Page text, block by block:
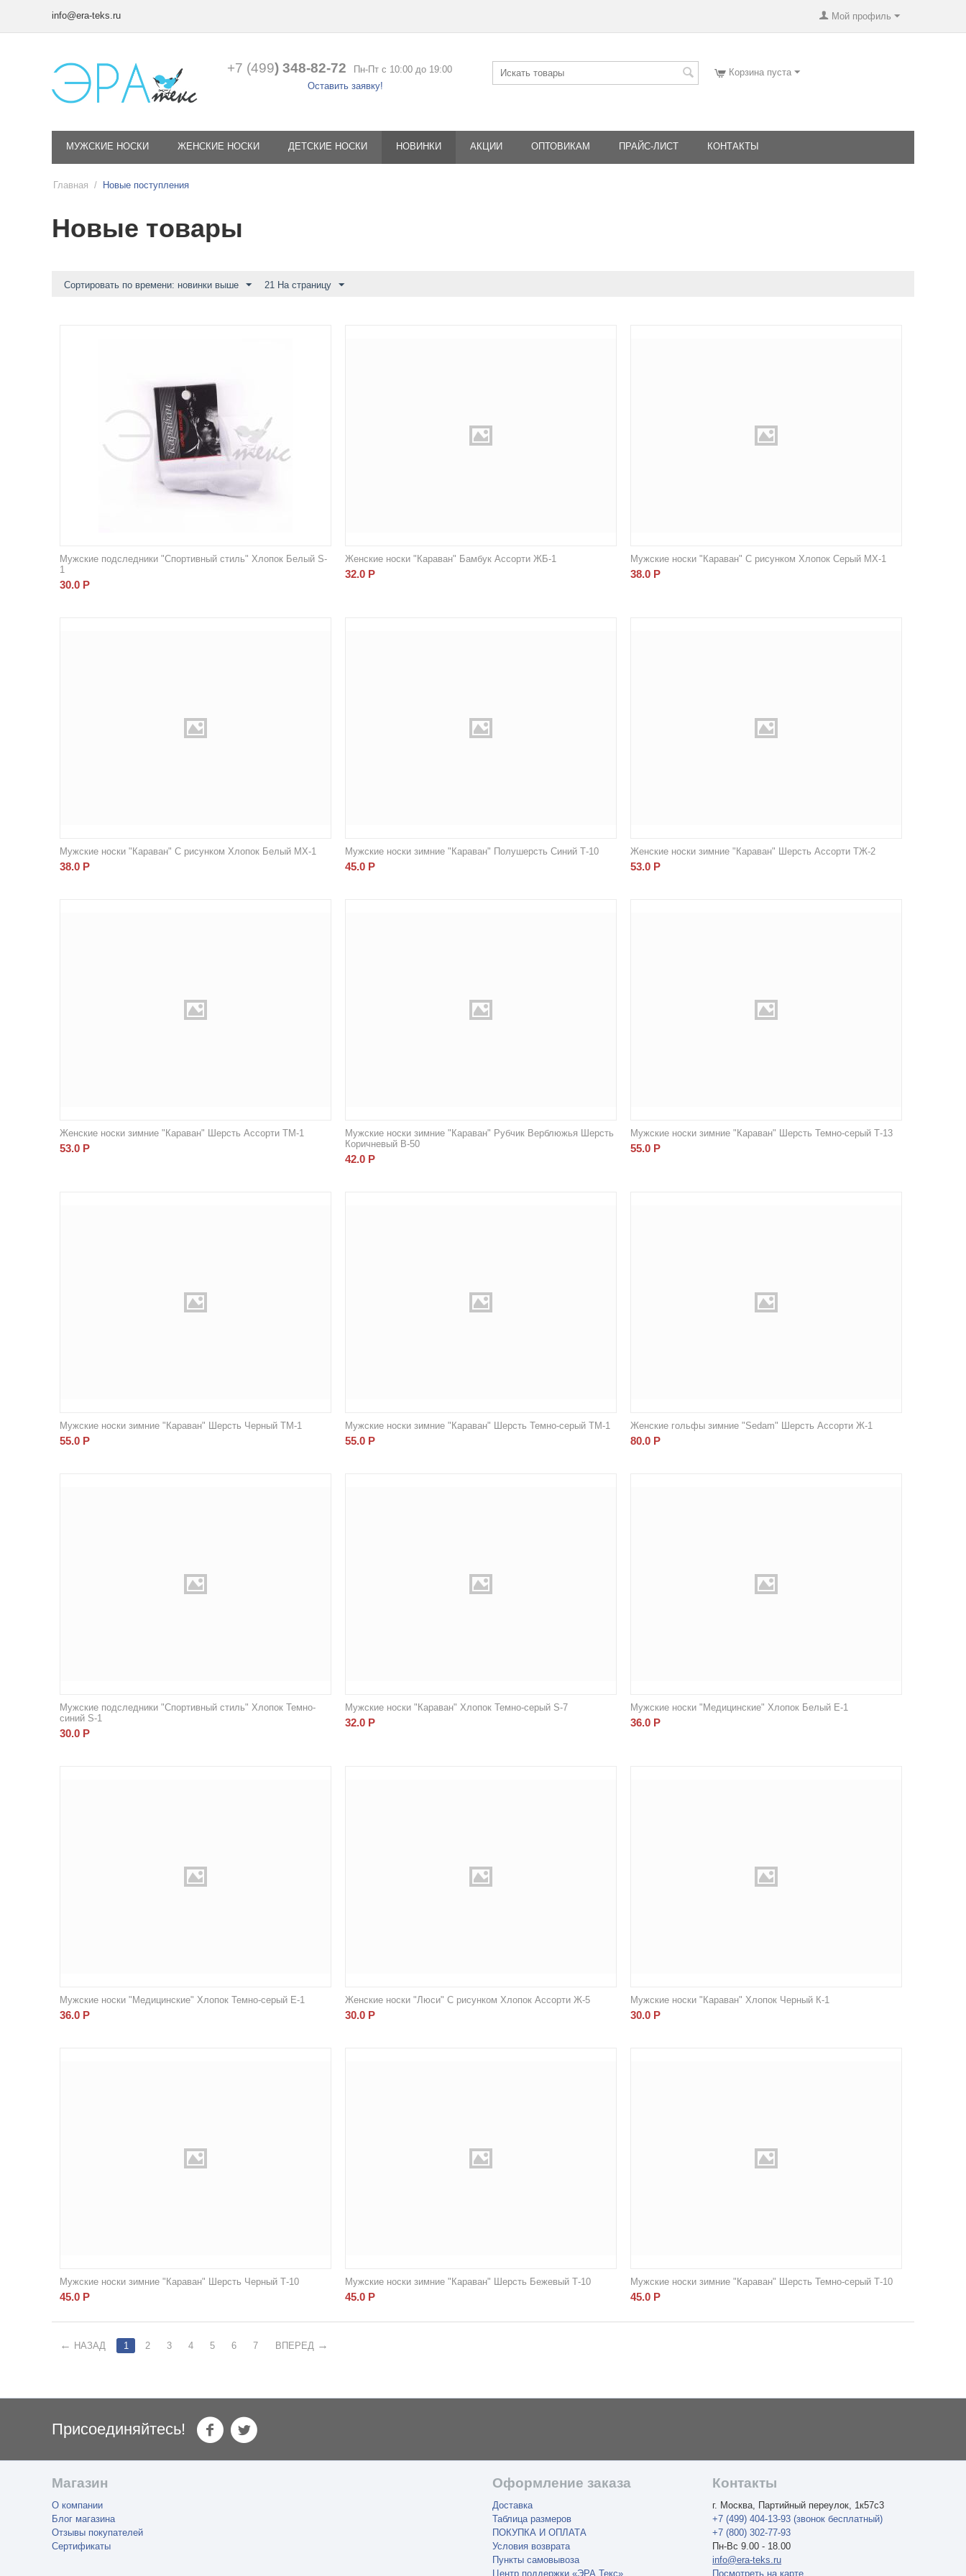
info@era-teks.ru Мой профиль
+7 (499) 348-82-72
Пн-Пт с 10:00 до 19:00
Оставить заявку!
Корзина пуста
МУЖСКИЕ НОСКИ ЖЕНСКИЕ НОСКИ ДЕТСКИЕ НОСКИ НОВИНКИ АКЦИИ ОПТОВИКАМ ПРАЙС-ЛИСТ КОНТАКТЫ
Главная / Новые поступления
Новые товары
Сортировать по времени: новинки выше 21 На страницу
Мужские подследники "Спортивный стиль" Хлопок Белый S-
1
30.0 Р
Женские носки "Караван" Бамбук Ассорти ЖБ-1
32.0 Р
Мужские носки "Караван" С рисунком Хлопок Серый МХ-1
38.0 Р
Мужские носки "Караван" С рисунком Хлопок Белый МХ-1
38.0 Р
Мужские носки зимние "Караван" Полушерсть Синий Т-10
45.0 Р
Женские носки зимние "Караван" Шерсть Ассорти ТЖ-2
53.0 Р
Женские носки зимние "Караван" Шерсть Ассорти ТМ-1
53.0 Р
Мужские носки зимние "Караван" Рубчик Верблюжья Шерсть
Коричневый В-50
42.0 Р
Мужские носки зимние "Караван" Шерсть Темно-серый Т-13
55.0 Р
Мужские носки зимние "Караван" Шерсть Черный ТМ-1
55.0 Р
Мужские носки зимние "Караван" Шерсть Темно-серый ТМ-1
55.0 Р
Женские гольфы зимние "Sedam" Шерсть Ассорти Ж-1
80.0 Р
Мужские подследники "Спортивный стиль" Хлопок Темно-
синий S-1
30.0 Р
Мужские носки "Караван" Хлопок Темно-серый S-7
32.0 Р
Мужские носки "Медицинские" Хлопок Белый Е-1
36.0 Р
Мужские носки "Медицинские" Хлопок Темно-серый Е-1
36.0 Р
Женские носки "Люси" С рисунком Хлопок Ассорти Ж-5
30.0 Р
Мужские носки "Караван" Хлопок Черный К-1
30.0 Р
Мужские носки зимние "Караван" Шерсть Черный Т-10
45.0 Р
Мужские носки зимние "Караван" Шерсть Бежевый Т-10
45.0 Р
Мужские носки зимние "Караван" Шерсть Темно-серый Т-10
45.0 Р
НАЗАД 1 2 3 4 5 6 7 ВПЕРЕД
Присоединяйтесь!
Магазин
О компании
Блог магазина
Отзывы покупателей
Сертификаты
Оформление заказа
Доставка
Таблица размеров
ПОКУПКА И ОПЛАТА
Условия возврата
Пункты самовывоза
Центр поддержки «ЭРА Текс»
Контакты
г. Москва, Партийный переулок, 1к57с3
+7 (499) 404-13-93 (звонок бесплатный)
+7 (800) 302-77-93
Пн-Вс 9.00 - 18.00
info@era-teks.ru
Посмотреть на карте